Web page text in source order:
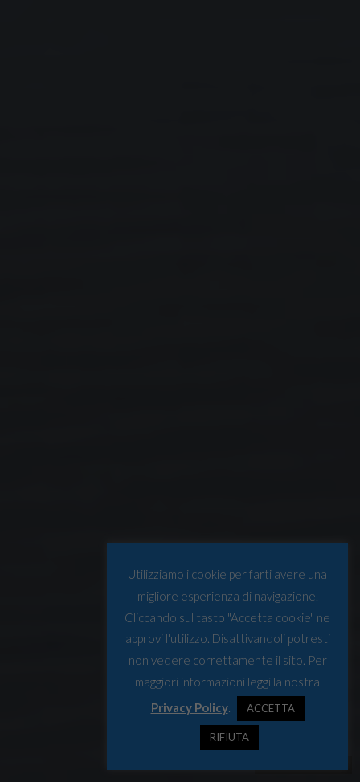
Utilizziamo i cookie per farti avere una
migliore esperienza di navigazione.
Cliccando sul tasto "Accetta cookie" ne
approvi l'utilizzo. Disattivandoli potresti
non vedere correttamente il sito. Per
maggiori informazioni leggi la nostra
Privacy Policy. ACCETTA
RIFIUTA